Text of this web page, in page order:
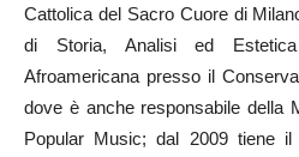
Cattolica del Sacro Cuore di
di Storia, Analisi ed
Afroamericana presso il
dove è anche responsabile della
Popular Music; dal 2009 tiene